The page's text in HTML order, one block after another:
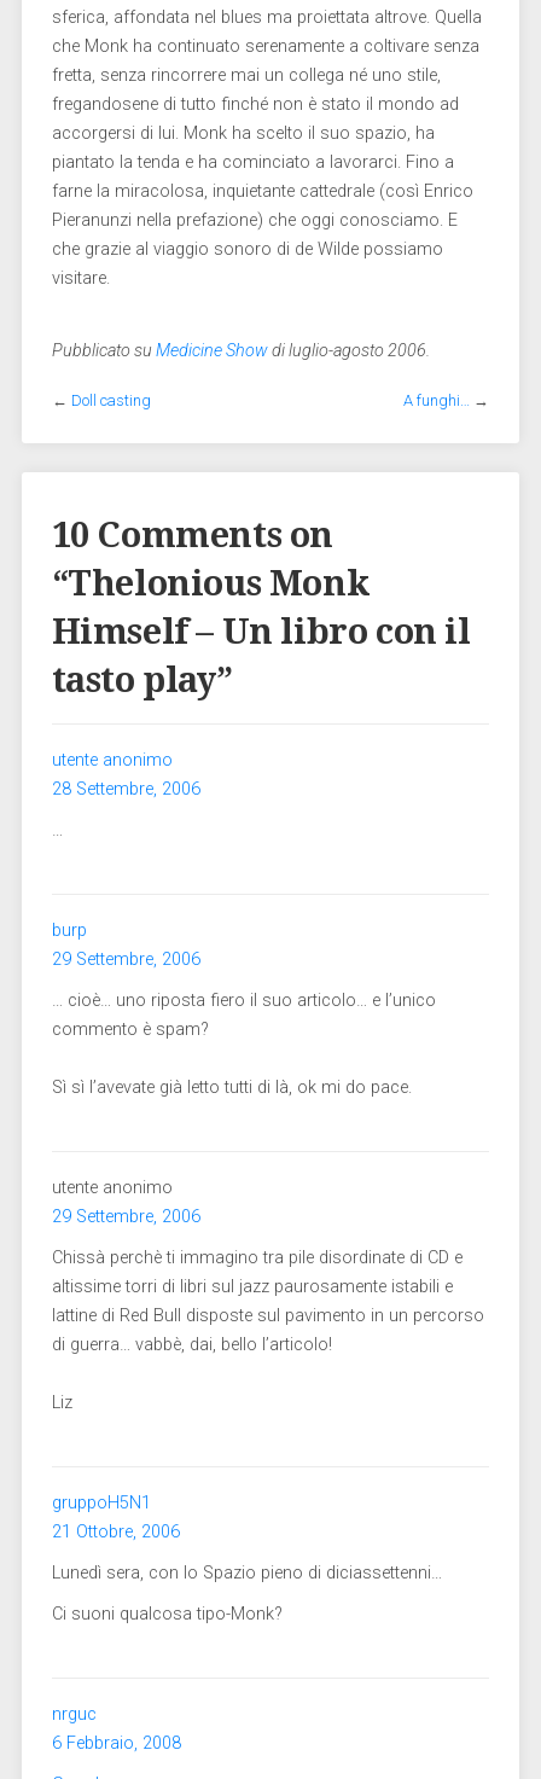
sferica, affondata nel blues ma proiettata altrove. Quella
che Monk ha continuato serenamente a coltivare senza
fretta, senza rincorrere mai un collega né uno stile,
fregandosene di tutto finché non è stato il mondo ad
accorgersi di lui. Monk ha scelto il suo spazio, ha
piantato la tenda e ha cominciato a lavorarci. Fino a
farne la miracolosa, inquietante cattedrale (così Enrico
Pieranunzi nella prefazione) che oggi conosciamo. E
che grazie al viaggio sonoro di de Wilde possiamo
visitare.
Pubblicato su Medicine Showdi luglio-agosto 2006.
← Doll casting A funghi… →
10 Comments on
“Thelonious Monk
Himself – Un libro con il
tasto play”
utente anonimo
28 Settembre, 2006
…
burp
29 Settembre, 2006
… cioè… uno riposta fiero il suo articolo… e l’unico
commento è spam?
Sì sì l’avevate già letto tutti di là, ok mi do pace.
utente anonimo
29 Settembre, 2006
Chissà perchè ti immagino tra pile disordinate di CD e
altissime torri di libri sul jazz paurosamente istabili e
lattine di Red Bull disposte sul pavimento in un percorso
di guerra… vabbè, dai, bello l’articolo!
Liz
gruppoH5N1
21 Ottobre, 2006
Lunedì sera, con lo Spazio pieno di diciassettenni…
Ci suoni qualcosa tipo-Monk?
nrguc
6 Febbraio, 2008